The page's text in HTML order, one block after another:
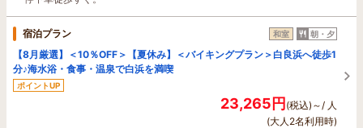
宿泊プラン 和室 朝・夕
【8月厳選】＜10％OFF＞【夏休み】＜バイキングプラン＞白良浜へ徒歩1
分♪海水浴・食事・温泉で白浜を満喫
ポイントUP
23,265円(税込)～/ 人
(大人2名利用時)